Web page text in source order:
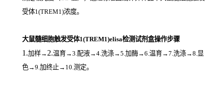
受体1(TREM1)浓度。
大鼠髓细胞触发受体1(TREM1)elisa检测试剂盒操作步骤
1.加样→ 2.温育→3.配液→4.洗涤→5.加酶→6.温育→7.洗涤→8.显
色→9.加终止→10.测定。